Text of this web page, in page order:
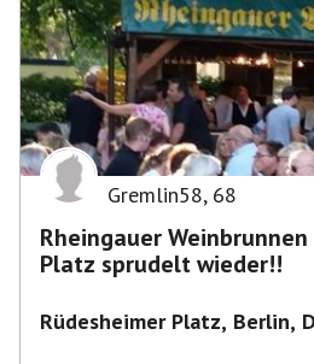
Gremlin58, 68
Rheingauer
Platz sprudelt wieder!!
Rüdesheimer Platz, Berlin,